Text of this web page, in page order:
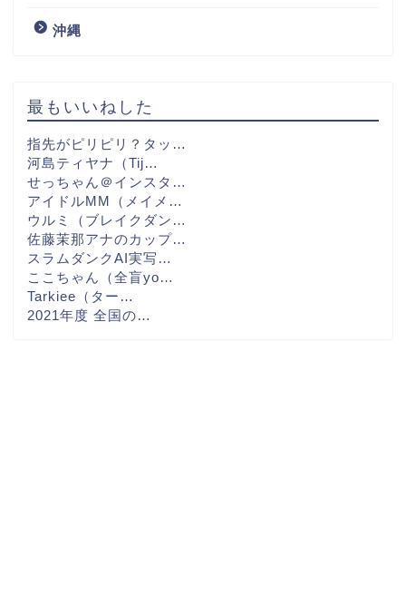
沖縄
最もいいねした
指先がピリピリ？タッ…
河島ティヤナ（Tij…
せっちゃん＠インスタ…
アイドルMM（メイメ…
ウルミ（ブレイクダン…
佐藤茉那アナのカップ…
スラムダンクAI実写…
ここちゃん（全盲yo…
Tarkiee（ター…
2021年度 全国の…